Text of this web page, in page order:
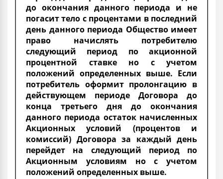
до окончания данного периода и не
погасит тело с процентами в последний
день данного периода Общество имеет
право начислять потребителю
следующий период по акционной
процентной ставке но с учетом
положений определенных выше. Если
потребитель оформит пролонгацию в
действующем периоде Договора до
конца третьего дня до окончания
данного периода остаток начисленных
Акционных условий (процентов и
комиссий) Договора за каждый день
перейдет на следующий период по
Акционным условиям но с учетом
положений определенных выше.